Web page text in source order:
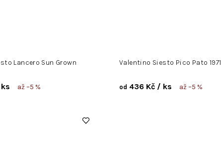
Lancero Sun Grown
až –5 %
Valentino Siesto Pico Pato 1971
od 436 Kč / ks až –5 %